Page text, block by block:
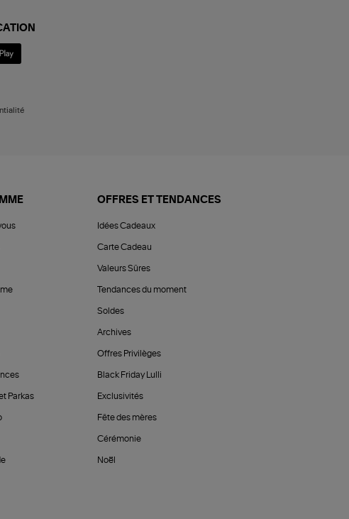
Parkas
OFFRES ET TENDANCES
Idées Cadeaux
Carte Cadeau
Valeurs Sûres
Tendances du moment
Soldes
Archives
Offres Privilèges
Black Friday Lulli
Exclusivités
Fête des mères
Cérémonie
Noël